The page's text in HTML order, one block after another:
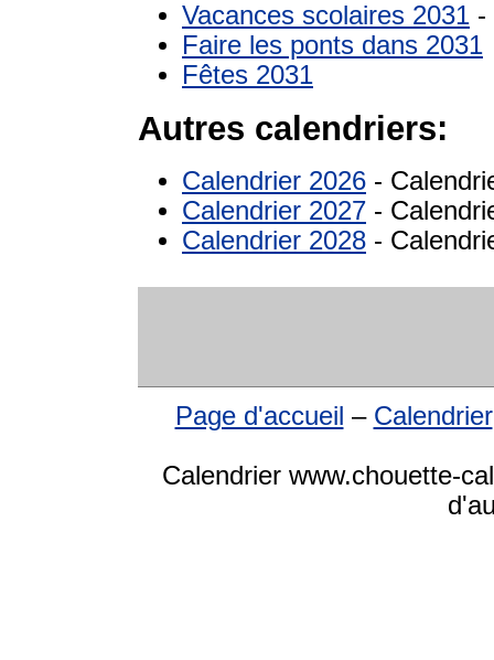
Vacances scolaires 2031 -
Faire les ponts dans 2031
Fêtes 2031
Autres calendriers:
Calendrier 2026 -
Calendrier 2027 -
Calendrier 2028 -
Page d'accueil – Calendrier
Calendrier www.chouette-